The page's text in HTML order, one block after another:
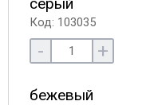
Код: 103035
- +
бежевый